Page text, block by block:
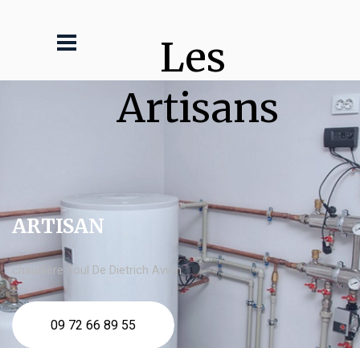
Les
Artisans
ARTISAN
chaudière fioul De Dietrich Avion
09 72 66 89 55